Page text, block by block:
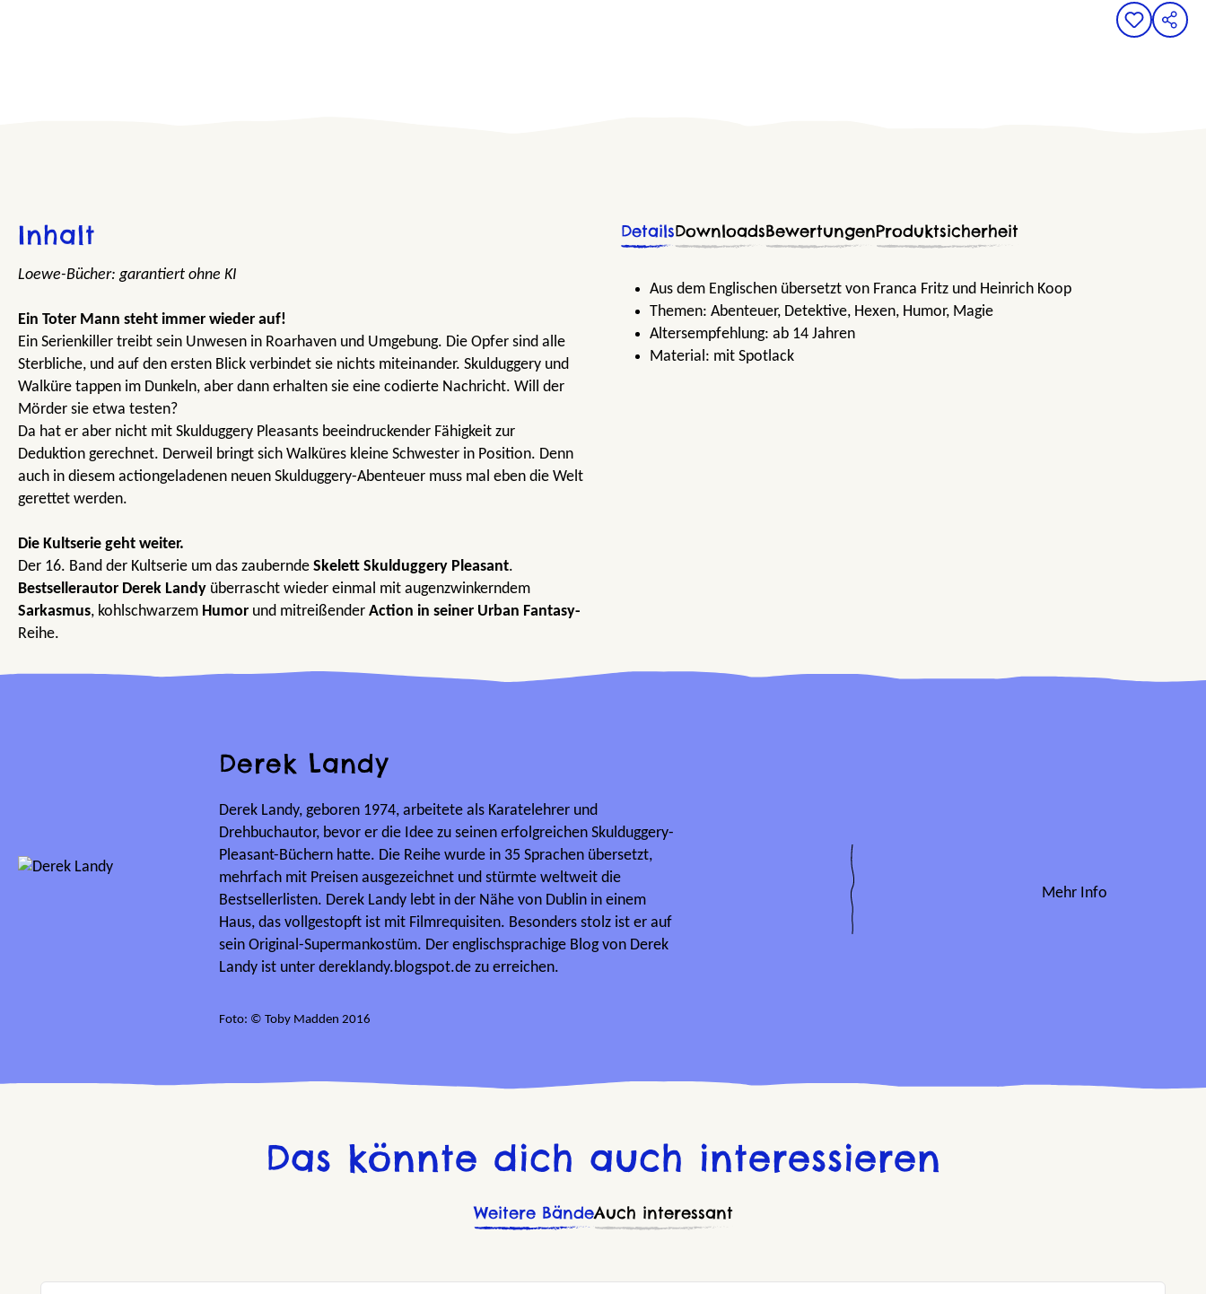
Inhalt
Loewe-Bücher: garantiert ohne KI
Ein Toter Mann steht immer wieder auf!
Ein Serienkiller treibt sein Unwesen in Roarhaven und Umgebung. Die Opfer sind alle
Sterbliche, und auf den ersten Blick verbindet sie nichts miteinander. Skulduggery und
Walküre tappen im Dunkeln, aber dann erhalten sie eine codierte Nachricht. Will der
Mörder sie etwa testen?
Da hat er aber nicht mit Skulduggery Pleasants beeindruckender Fähigkeit zur
Deduktion gerechnet. Derweil bringt sich Walküres kleine Schwester in Position. Denn
auch in diesem actiongeladenen neuen Skulduggery-Abenteuer muss mal eben die Welt
gerettet werden.
Die Kultserie geht weiter.
Der 16. Band der Kultserie um das zaubernde Skelett Skulduggery Pleasant.
Bestsellerautor Derek Landy überrascht wieder einmal mit augenzwinkerndem
Sarkasmus, kohlschwarzem Humor und mitreißender Action in seiner Urban Fantasy-
Reihe.
DetailsDownloadsBewertungenProduktsicherheit
Aus dem Englischen übersetzt von Franca Fritz und Heinrich Koop
Themen: Abenteuer, Detektive, Hexen, Humor, Magie
Altersempfehlung: ab 14 Jahren
Material: mit Spotlack
Derek Landy
Derek Landy, geboren 1974, arbeitete als Karatelehrer und
Drehbuchautor, bevor er die Idee zu seinen erfolgreichen Skulduggery-
Pleasant-Büchern hatte. Die Reihe wurde in 35 Sprachen übersetzt,
mehrfach mit Preisen ausgezeichnet und stürmte weltweit die
Bestsellerlisten. Derek Landy lebt in der Nähe von Dublin in einem
Haus, das vollgestopft ist mit Filmrequisiten. Besonders stolz ist er auf
sein Original-Supermankostüm. Der englischsprachige Blog von Derek
Landy ist unter dereklandy.blogspot.de zu erreichen.
Foto: © Toby Madden 2016
Mehr Info
Das könnte dich auch interessieren
Weitere BändeAuch interessant